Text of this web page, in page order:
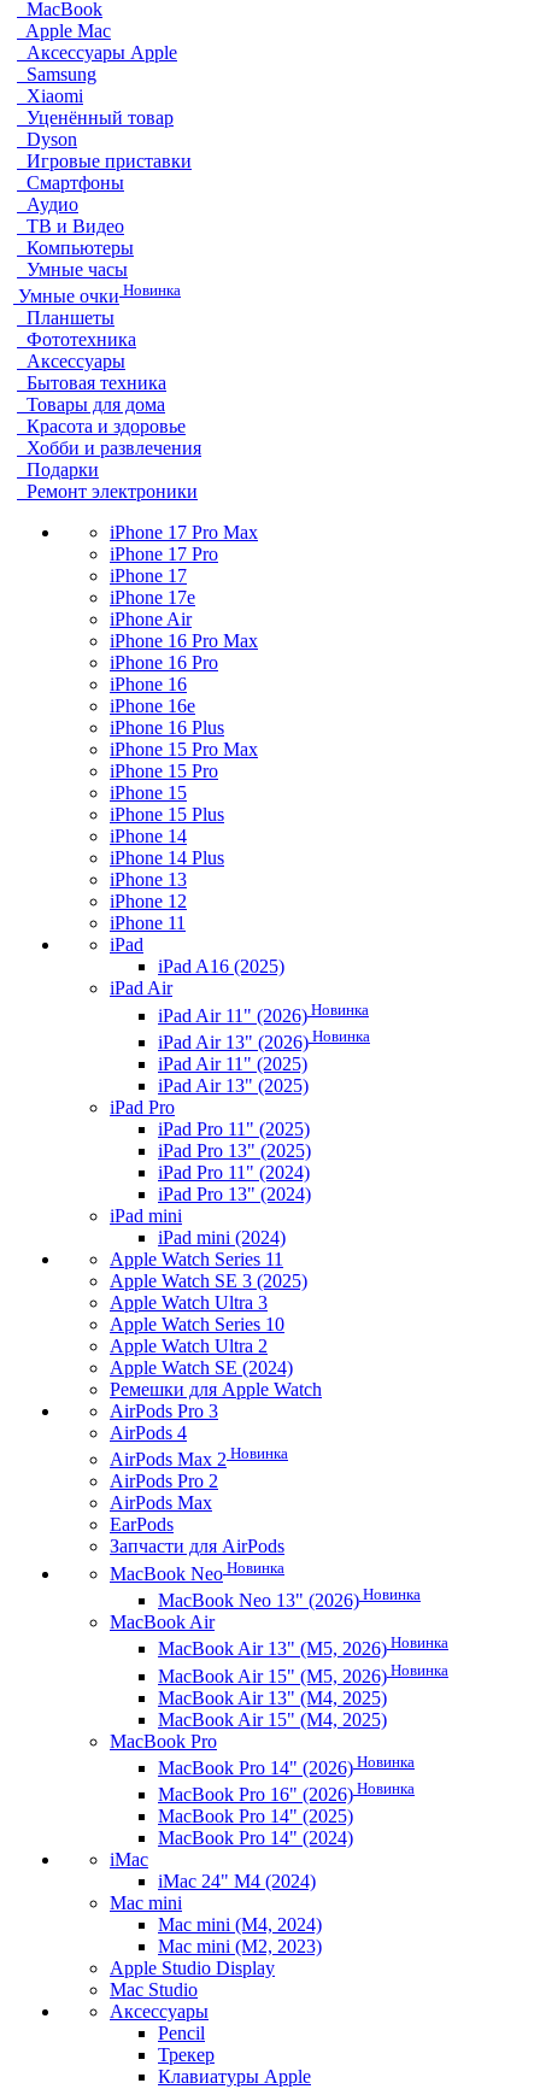
MacBook
Apple Mac
Аксессуары Apple
Samsung
Xiaomi
Уценённый товар
Dyson
Игровые приставки
Смартфоны
Аудио
ТВ и Видео
Компьютеры
Умные часы
Умные очки Новинка
Планшеты
Фототехника
Аксессуары
Бытовая техника
Товары для дома
Красота и здоровье
Хобби и развлечения
Подарки
Ремонт электроники
iPhone 17 Pro Max
iPhone 17 Pro
iPhone 17
iPhone 17e
iPhone Air
iPhone 16 Pro Max
iPhone 16 Pro
iPhone 16
iPhone 16e
iPhone 16 Plus
iPhone 15 Pro Max
iPhone 15 Pro
iPhone 15
iPhone 15 Plus
iPhone 14
iPhone 14 Plus
iPhone 13
iPhone 12
iPhone 11
iPad
iPad A16 (2025)
iPad Air
iPad Air 11" (2026) Новинка
iPad Air 13" (2026) Новинка
iPad Air 11" (2025)
iPad Air 13" (2025)
iPad Pro
iPad Pro 11" (2025)
iPad Pro 13" (2025)
iPad Pro 11" (2024)
iPad Pro 13" (2024)
iPad mini
iPad mini (2024)
Apple Watch Series 11
Apple Watch SE 3 (2025)
Apple Watch Ultra 3
Apple Watch Series 10
Apple Watch Ultra 2
Apple Watch SE (2024)
Ремешки для Apple Watch
AirPods Pro 3
AirPods 4
AirPods Max 2 Новинка
AirPods Pro 2
AirPods Max
EarPods
Запчасти для AirPods
MacBook Neo Новинка
MacBook Neo 13" (2026) Новинка
MacBook Air
MacBook Air 13" (M5, 2026) Новинка
MacBook Air 15" (M5, 2026) Новинка
MacBook Air 13" (M4, 2025)
MacBook Air 15" (M4, 2025)
MacBook Pro
MacBook Pro 14" (2026) Новинка
MacBook Pro 16" (2026) Новинка
MacBook Pro 14" (2025)
MacBook Pro 14" (2024)
iMac
iMac 24" M4 (2024)
Mac mini
Mac mini (M4, 2024)
Mac mini (M2, 2023)
Apple Studio Display
Mac Studio
Аксессуары
Pencil
Трекер
Клавиатуры Apple